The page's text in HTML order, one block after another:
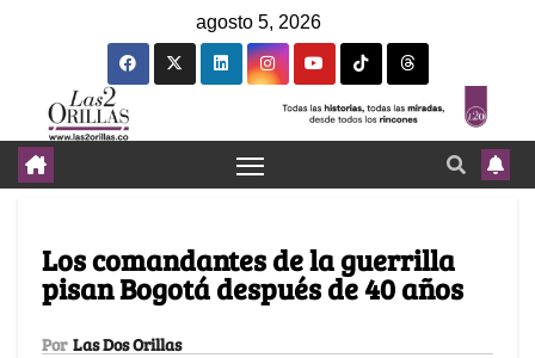
agosto 5, 2026
Los comandantes de la guerrilla
pisan Bogotá después de 40 años
Por Las Dos Orillas